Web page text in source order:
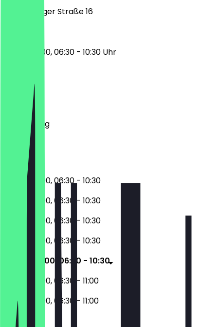
Petersburger Straße 16
17:00 - 22:00, 06:30 - 10:30 Uhr
Dienstag
Mittwoch
Donnerstag
Freitag
Samstag
Sonntag
17:00 - 22:00, 06:30 - 10:30
17:00 - 22:00, 06:30 - 10:30
17:00 - 22:00, 06:30 - 10:30
17:00 - 22:00, 06:30 - 10:30
17:00 - 22:00, 06:30 - 10:30
17:00 - 22:00, 06:30 - 11:00
17:00 - 22:00, 06:30 - 11:00